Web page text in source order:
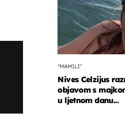
"MAMILI"
Nives Celzijus
objavom s
u ljetnom danu...